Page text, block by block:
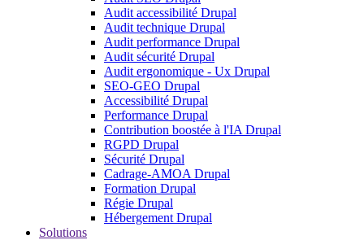
Audit accessibilité Drupal
Audit technique Drupal
Audit performance Drupal
Audit sécurité Drupal
Audit ergonomique - Ux Drupal
SEO-GEO Drupal
Accessibilité Drupal
Performance Drupal
Contribution boostée à l'IA Drupal
RGPD Drupal
Sécurité Drupal
Cadrage-AMOA Drupal
Formation Drupal
Régie Drupal
Hébergement Drupal
Solutions